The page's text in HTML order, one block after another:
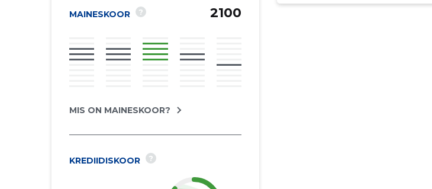
MAINESKOOR ? 2100
MIS ON MAINESKOOR?
KREDIIDISKOOR ?